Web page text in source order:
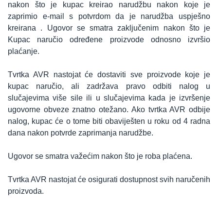
nakon što je kupac kreirao narudžbu nakon koje je
zaprimio e-mail s potvrdom da je narudžba uspješno
kreirana . Ugovor se smatra zaključenim nakon što je
Kupac naručio određene proizvode odnosno izvršio
plaćanje.
Tvrtka AVR nastojat će dostaviti sve proizvode koje je
kupac naručio, ali zadržava pravo odbiti nalog u
slučajevima više sile ili u slučajevima kada je izvršenje
ugovorne obveze znatno otežano. Ako tvrtka AVR odbije
nalog, kupac će o tome biti obaviješten u roku od 4 radna
dana nakon potvrde zaprimanja narudžbe.
Ugovor se smatra važećim nakon što je roba plaćena.
Tvrtka AVR nastojat će osigurati dostupnost svih naručenih
proizvoda.